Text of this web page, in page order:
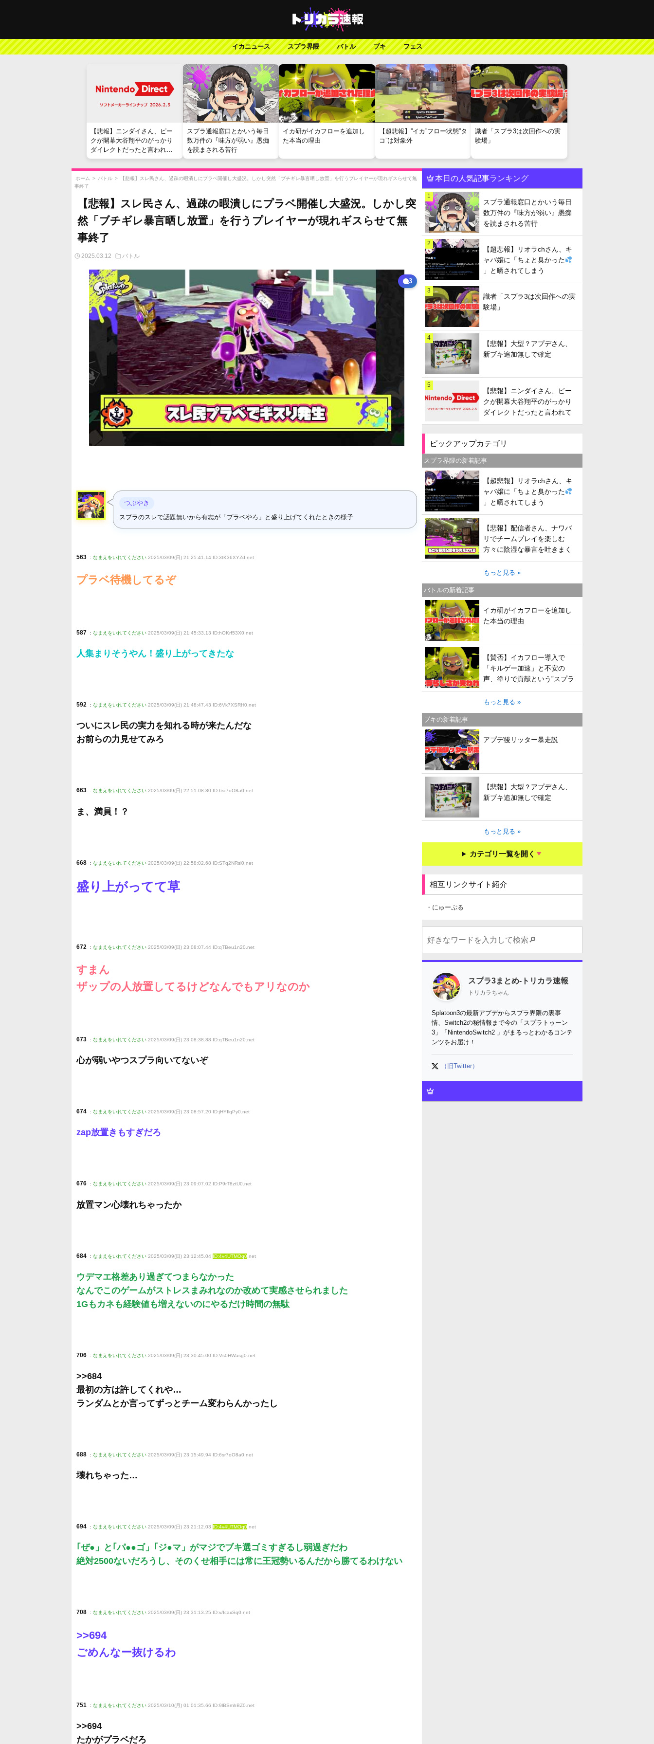
イカニュース スプラ界隈 バトル ブキ フェス
【悲報】ニンダイさん、ピー
クが開幕大谷翔平のがっかり
ダイレクトだったと言われて
しまう
スプラ通報窓口とかいう毎日
数万件の『味方が弱い』愚痴
を読まされる苦行
イカ研がイカフローを追加し
た本当の理由
【超悲報】”イカ”フロー状態”タ
コ”は対象外
識者「スプラ3は次回作への実
験場」
ホーム > バトル >
【悲報】スレ民さん、過疎の暇潰しにプラベ開催し大盛況。しかし突然「ブチギレ暴言晒し放置」を行うプレイヤーが現れギスらせて無
事終了
【悲報】スレ民さん、過疎の暇潰しにプラベ開催し大盛況。しかし突
然「ブチギレ暴言晒し放置」を行うプレイヤーが現れギスらせて無
事終了
2025.03.12 バトル
3
つぶやき
スプラのスレで話題無いから有志が「プラベやろ」と盛り上げてくれたときの様子
563 : なまえをいれてください 2025/03/09(日) 21:25:41.14 ID:3tK36XYZd .net
プラベ待機してるぞ
587 : なまえをいれてください 2025/03/09(日) 21:45:33.13 ID:hOKrf53X0 .net
人集まりそうやん！盛り上がってきたな
592 : なまえをいれてください 2025/03/09(日) 21:48:47.43 ID:6Vk7XSRH0.net
ついにスレ民の実力を知れる時が来たんだな
お前らの力見せてみろ
663 : なまえをいれてください 2025/03/09(日) 22:51:08.80 ID:6sr7oO8a0.net
ま、満員！？
668 : なまえをいれてください 2025/03/09(日) 22:58:02.68 ID:STq2NRsl0 .net
盛り上がってて草
672 : なまえをいれてください 2025/03/09(日) 23:08:07.44 ID:qTBeu1n20 .net
すまん
ザップの人放置してるけどなんでもアリなのか
673 : なまえをいれてください 2025/03/09(日) 23:08:38.88 ID:qTBeu1n20 .net
心が弱いやつスプラ向いてないぞ
674 : なまえをいれてください 2025/03/09(日) 23:08:57.20 ID:jHYIlqPy0 .net
zap放置きもすぎだろ
676 : なまえをいれてください 2025/03/09(日) 23:09:07.02 ID:P9rT8ztU0.net
放置マン心壊れちゃったか
684 : なまえをいれてください 2025/03/09(日) 23:12:45.04 ID:4v4UTMOq0 .net
ウデマエ格差あり過ぎてつまらなかった
なんでこのゲームがストレスまみれなのか改めて実感させられました
1Gもカネも経験値も増えないのにやるだけ時間の無駄
706 : なまえをいれてください 2025/03/09(日) 23:30:45.00 ID:Vs0HWasg0 .net
>>684
最初の方は許してくれや…
ランダムとか言ってずっとチーム変わらんかったし
688 : なまえをいれてください 2025/03/09(日) 23:15:49.94 ID:6sr7oO8a0 .net
壊れちゃった…
694 : なまえをいれてください 2025/03/09(日) 23:21:12.03 ID:4v4UTMOq0 .net
｢ぜ●」と｢パ●●ゴ」｢ジ●マ」がマジでブキ選ゴミすぎるし弱過ぎだわ
絶対2500ないだろうし、そのくせ相手には常に王冠勢いるんだから勝てるわけない
708 : なまえをいれてください 2025/03/09(日) 23:31:13.25 ID:v/IcaxSq0.net
>>694
ごめんなー抜けるわ
751 : なまえをいれてください 2025/03/10(月) 01:01:35.66 ID:9lBSmhBZ0 .net
>>694
たかがプラベだろ
本日の人気記事ランキング
1
スプラ通報窓口とかいう毎日
数万件の『味方が弱い』愚痴
を読まされる苦行
2
【超悲報】リオラchさん、キ
ャバ嬢に「ちょと臭かった
」と晒されてしまう
3
識者「スプラ3は次回作への実
験場」
4
【悲報】大型？アプデさん、
新ブキ追加無しで確定
5
【悲報】ニンダイさん、ピー
クが開幕大谷翔平のがっかり
ダイレクトだったと言われて
しまう
ピックアップカテゴリ
スプラ界隈の新着記事
【超悲報】リオラchさん、キ
ャバ嬢に「ちょと臭かった
」と晒されてしまう
【悲報】配信者さん、ナワバ
リでチームプレイを楽しむ
方々に陰湿な暴言を吐きまく
ってしまう
もっと見る »
バトルの新着記事
イカ研がイカフローを追加し
た本当の理由
【賛否】イカフロー導入で
「キルゲー加速」と不安の
声、塗りで貢献という”スプラ
らしさ”は失われてしまうのか
もっと見る »
ブキの新着記事
アプデ後リッター暴走説
【悲報】大型？アプデさん、
新ブキ追加無しで確定
もっと見る »
カテゴリ一覧を開く
相互リンクサイト紹介
・にゅーぷる
スプラ3まとめ-トリカラ速報
トリカラちゃん
Splatoon3の最新アプデからスプラ界隈の裏事
情、Switch2の秘情報まで今の「スプラトゥーン
3」「NintendoSwitch2 」がまるっとわかるコンテ
ンツをお届け！
（旧Twitter）